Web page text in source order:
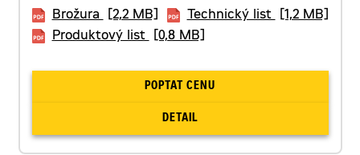
Brožura [2,2 MB] Technický list
[1,2 MB]
Produktový list
[0,8 MB]
POPTAT CENU
DETAIL